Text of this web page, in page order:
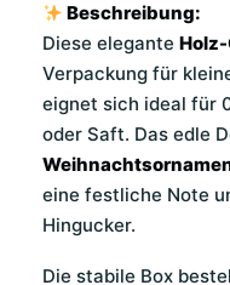
Beschreibung:
Diese elegante
Verpackung für
eignet sich ideal für
oder Saft. Das edle
eine festliche Note
Hingucker.
Die stabile Box